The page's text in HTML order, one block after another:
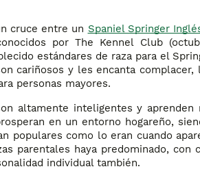
cruce entre un Spaniel Springer
por The Kennel Club
estándares de raza para el
cariñosos y les encanta
personas mayores.
altamente inteligentes y
en un entorno hogareño,
populares como lo eran cuando
parentales haya predominado,
individual también.